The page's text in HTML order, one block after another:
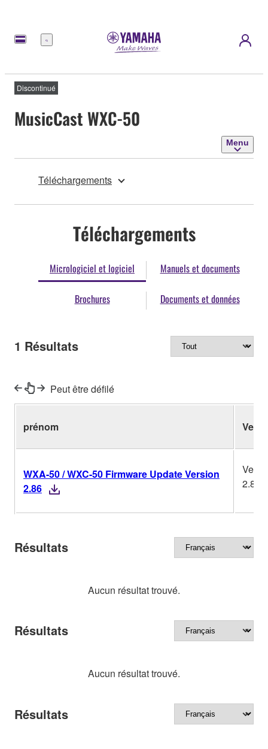
Menu
Discontinué
MusicCast WXC-50
Menu
Téléchargements
Téléchargements
Micrologiciel et logiciel Manuels et documents
Brochures Documents et données
1 Résultats
Peut être défilé
prénom Ver.
WXA-50 / WXC-50 Firmware Update Version
2.86
2.86
Résultats
Aucun résultat trouvé.
Résultats
Aucun résultat trouvé.
Résultats